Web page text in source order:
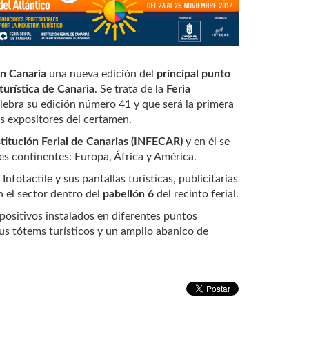
Canaria una nueva edición del principal punto
de Canaria. Se trata de la Feria
su edición número 41 y que será la primera
expositores del certamen.
Ferial de Canarias (INFECAR) y en él se
continentes: Europa, África y América.
Infotactile y sus pantallas turísticas, publicitarias
el sector dentro del pabellón 6 del recinto ferial.
instalados en diferentes puntos
tótems turísticos y un amplio abanico de